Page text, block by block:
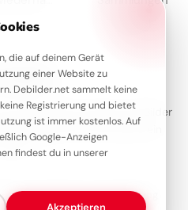
die auf deinem Gerät
einer Website zu
Debilder.net sammelt keine
Registrierung und bietet
ist immer kostenlos. Auf
Google-Anzeigen
findest du in unserer
Akzeptieren
die schönsten Grüße und Bilder
Sammlung und verschenke ein
Datenschutzerklärung